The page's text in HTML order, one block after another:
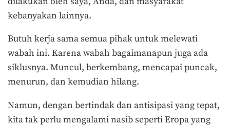
kebanyakan lainnya.
Butuh kerja sama semua pihak untuk melewati
wabah ini. Karena wabah bagaimanapun juga ada
siklusnya. Muncul, berkembang, mencapai puncak,
menurun, dan kemudian hilang.
Namun, dengan bertindak dan antisipasi yang tepat,
kita tak perlu mengalami nasib seperti Eropa yang